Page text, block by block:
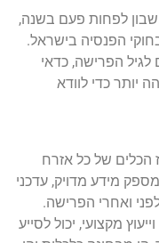
לפחות פעם בשנה,
הפנסיה בישראל.
הפרישה, כדאי
יותר כדי לוודא
הכלים של כל אזרח
מידע מדויק, עדכני
ואחרי הפרישה.
מקצועי, יכול לסייע